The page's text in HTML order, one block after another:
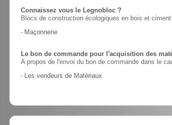
Connaissez vous le Legnobloc ?
Blocs de construction écologiques en bois et ciment.
- Maçonnerie
Le bon de commande pour l'acquisition des
A propos de l'envoi du bon de commande dans le
- Les vendeurs de Matériaux